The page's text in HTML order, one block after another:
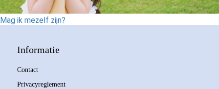
Mag ik mezelf zijn?
Informatie
Contact
Privacyreglement